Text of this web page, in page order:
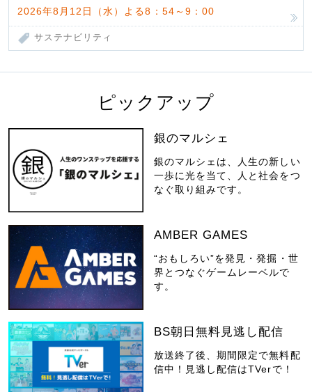
2026年8月12日（水）よる8：54～9：00
サステナビリティ
ピックアップ
銀のマルシェ
銀のマルシェは、人生の新しい
一歩に光を当て、人と社会をつ
なぐ取り組みです。
AMBER GAMES
“おもしろい”を発見・発掘・世
界とつなぐゲームレーベルで
す。
BS朝日無料見逃し配信
放送終了後、期間限定で無料配
信中！見逃し配信はTVerで！